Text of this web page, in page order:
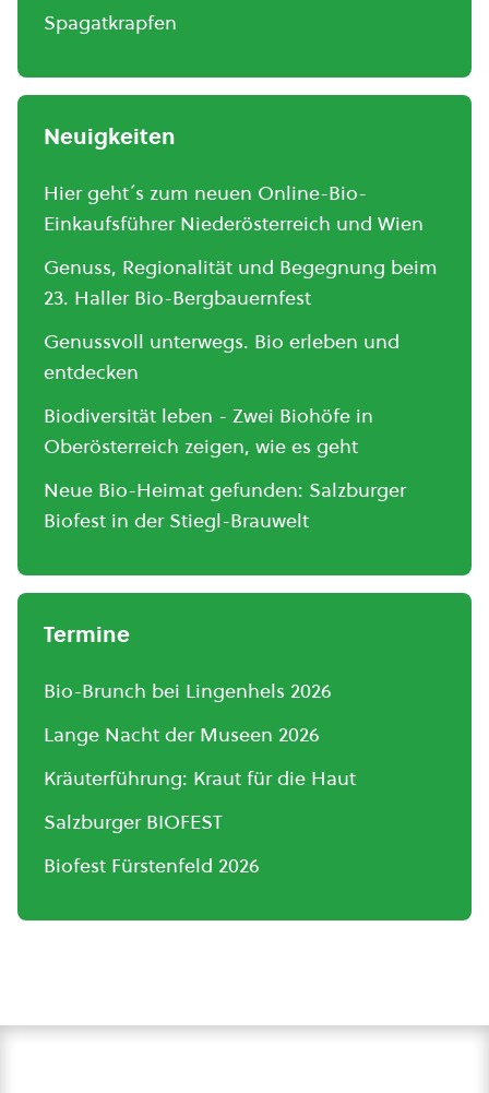
Spagatkrapfen
Neuigkeiten
Hier geht´s zum neuen Online-Bio-
Einkaufsführer Niederösterreich und Wien
Genuss, Regionalität und Begegnung beim
23. Haller Bio-Bergbauernfest
Genussvoll unterwegs. Bio erleben und
entdecken
Biodiversität leben - Zwei Biohöfe in
Oberösterreich zeigen, wie es geht
Neue Bio-Heimat gefunden: Salzburger
Biofest in der Stiegl-Brauwelt
Termine
Bio-Brunch bei Lingenhels 2026
Lange Nacht der Museen 2026
Kräuterführung: Kraut für die Haut
Salzburger BIOFEST
Biofest Fürstenfeld 2026